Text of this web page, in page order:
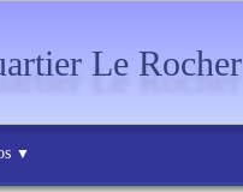
Le Rocher
▼